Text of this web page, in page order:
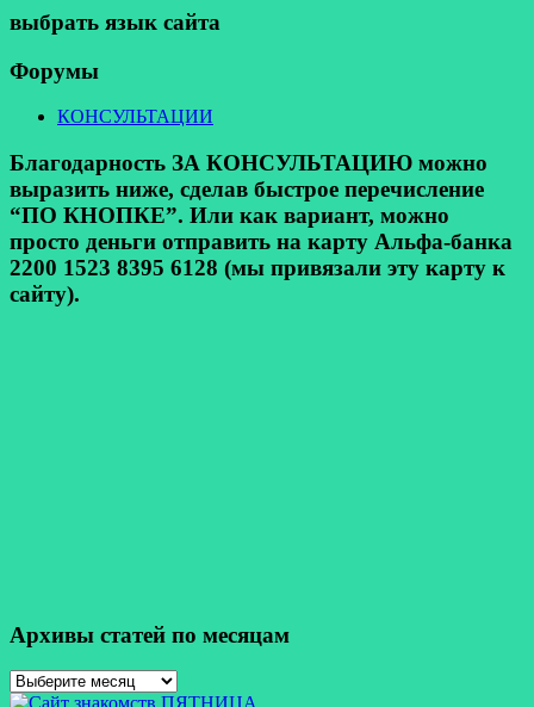
выбрать язык сайта
Форумы
КОНСУЛЬТАЦИИ
Благодарность ЗА КОНСУЛЬТАЦИЮ можно
выразить ниже, сделав быстрое перечисление
“ПО КНОПКЕ”. Или как вариант, можно
просто деньги отправить на карту Альфа-банка
2200 1523 8395 6128 (мы привязали эту карту к
сайту).
Архивы статей по месяцам
Архивы
статей